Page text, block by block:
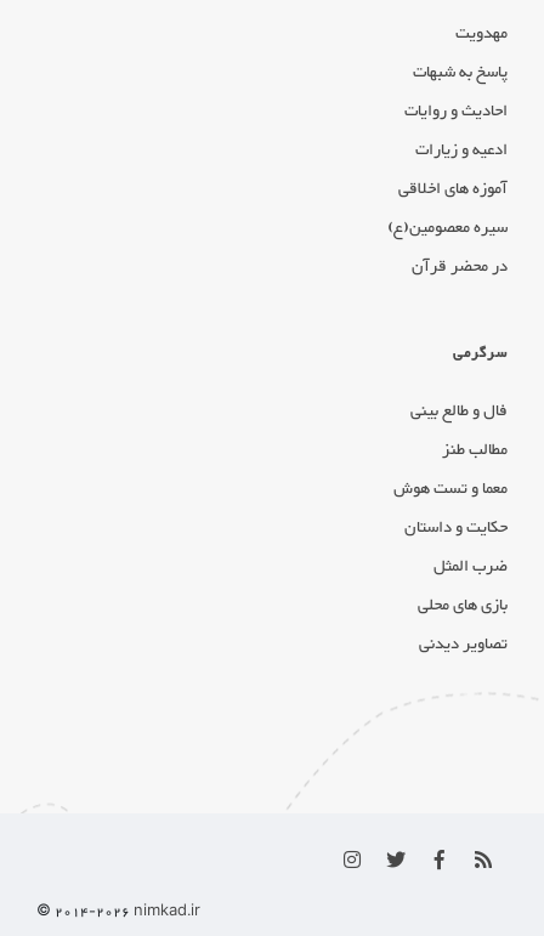
مهدویت
پاسخ به شبهات
احادیث و روایات
ادعیه و زیارات
آموزه های اخلاقی
سیره معصومین(ع)
در محضر قرآن
سرگرمی
فال و طالع بینی
مطالب طنز
معما و تست هوش
حکایت و داستان
ضرب المثل
بازی های محلی
تصاویر دیدنی
© 2014-2026 nimkad.ir